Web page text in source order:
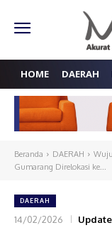
HOME DAERAH
Beranda DAERAH
Gumarang Direlokasi ke...
DAERAH
14/02/2026